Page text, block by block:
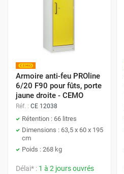
Armoire anti-feu PROline
6/20 F90 pour fûts, porte
jaune droite - CEMO
Réf. : CE 12038
Rétention : 66 litres
Dimensions : 63,5 x 60 x 195
cm
Poids : 268 kg
Délai* : 1 à 2 jours ouvrés